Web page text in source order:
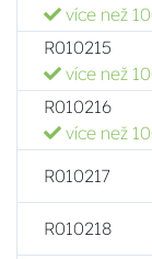
více než
R010215
více než
R010216
více než
R010217
R010218